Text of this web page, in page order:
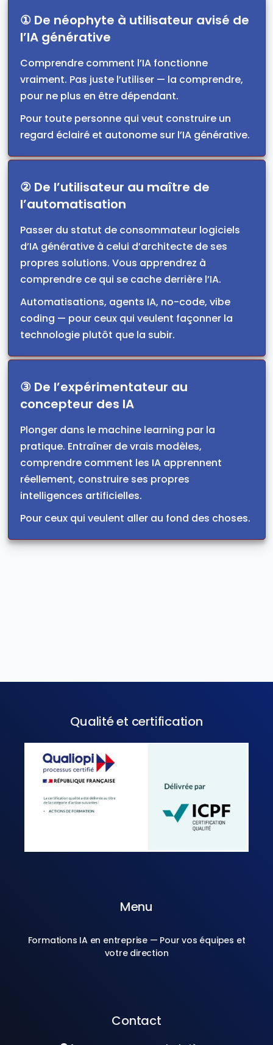
① De néophyte à utilisateur avisé de
l’IA générative
Comprendre comment l’IA fonctionne
vraiment. Pas juste l’utiliser — la comprendre,
pour ne plus en être dépendant.
Pour toute personne qui veut construire un
regard éclairé et autonome sur l’IA générative.
② De l’utilisateur au maître de
l’automatisation
Passer du statut de consommateur logiciels
d’IA générative à celui d’architecte de ses
propres solutions. Vous apprendrez à
comprendre ce qui se cache derrière l’IA.
Automatisations, agents IA, no-code, vibe
coding — pour ceux qui veulent façonner la
technologie plutôt que la subir.
③ De l’expérimentateur au
concepteur des IA
Plonger dans le machine learning par la
pratique. Entraîner de vrais modèles,
comprendre comment les IA apprennent
réellement, construire ses propres
intelligences artificielles.
Pour ceux qui veulent aller au fond des choses.
Qualité et certification
Menu
Formations IA en entreprise — Pour vos équipes et
votre direction
Contact